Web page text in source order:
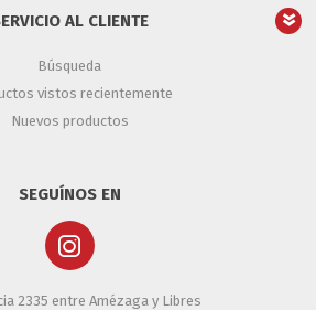
AL CLIENTE
Búsqueda
vistos recientemente
Nuevos productos
SEGUÍNOS EN
2335 entre Amézaga y Libres